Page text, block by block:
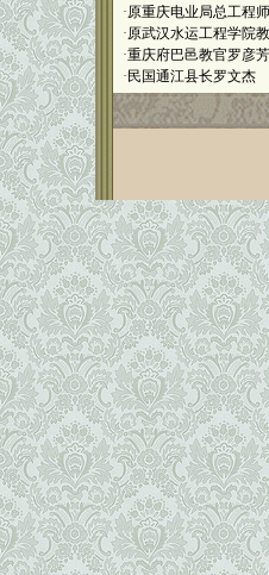
·原重庆电业局总工程
·原武汉水运工程学院
·重庆府巴邑教官罗彦
· 民国通江县长罗文杰